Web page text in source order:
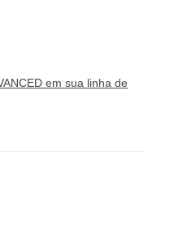
em sua linha de